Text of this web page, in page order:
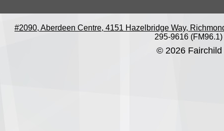
#2090, Aberdeen Centre, 4151 Hazelbridge Way,
295-9616 (FM96.1)
© 2026 Fairchild